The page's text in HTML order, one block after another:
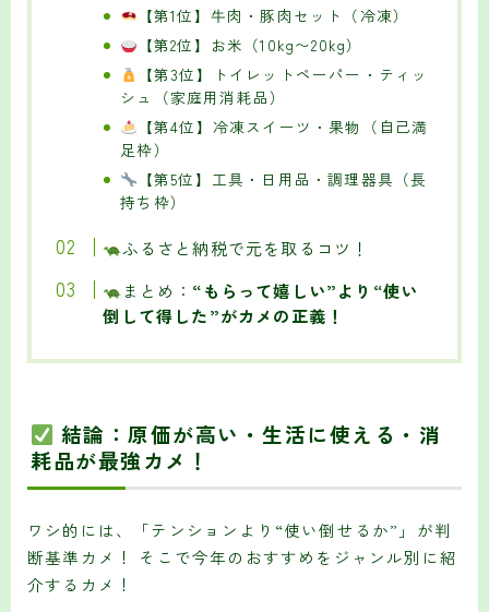
【第1位】牛肉・豚肉セット（冷凍）
【第2位】お米（10kg〜20kg）
【第3位】トイレットペーパー・ティッ
シュ（家庭用消耗品）
【第4位】冷凍スイーツ・果物（自己満
足枠）
【第5位】工具・日用品・調理器具（長
持ち枠）
ふるさと納税で元を取るコツ！
まとめ： “もらって嬉しい”より“使い
倒して得した”がカメの正義！
結論：原価が高い・生活に使える・消
耗品が最強カメ！
ワシ的には、「テンションより“使い倒せるか”」が判
断基準カメ！ そこで今年のおすすめをジャンル別に紹
介するカメ！